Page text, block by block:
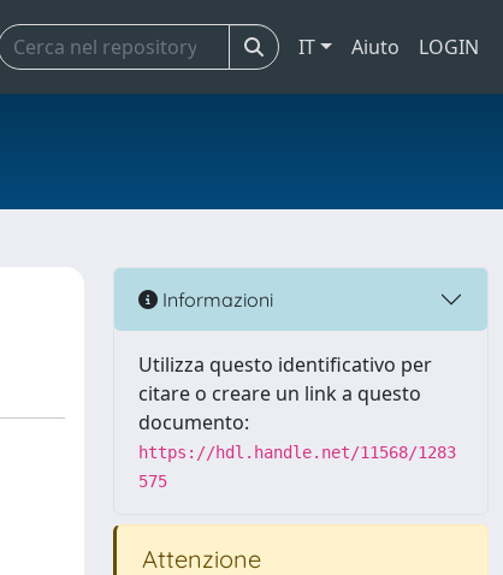
IT Aiuto LOGIN
Informazioni
Utilizza questo identificativo per
citare o creare un link a questo
documento:
https://hdl.handle.net/11568/1283
575
Attenzione